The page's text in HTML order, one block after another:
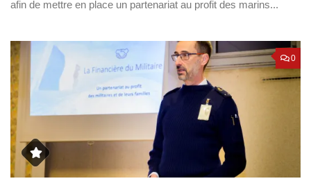
afin de mettre en place un partenariat au profit des marins...
0